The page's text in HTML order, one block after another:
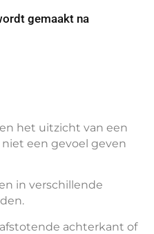
gemaakt na
het uitzicht van een
een gevoel geven
in verschillende
achterkant of